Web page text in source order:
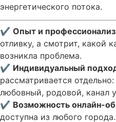
энергетического потока.
✔ Опыт и
отливку, а смотрит, какой
возникла проблема.
✔ Индивидуальный
рассматривается
любовный, родовой, канал
✔ Возможность онлайн-
доступна из любого города.